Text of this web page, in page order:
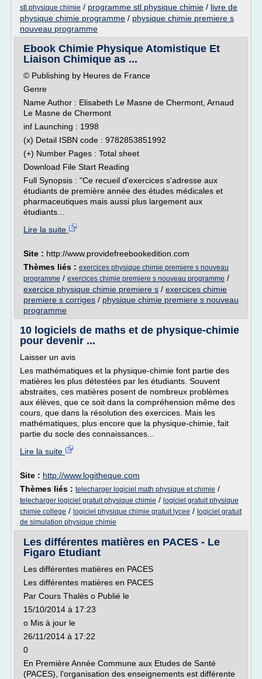
stl physique chimie / programme stl physique chimie / livre de
physique chimie programme / physique chimie premiere s
nouveau programme
Ebook Chimie Physique Atomistique Et
Liaison Chimique as ...
© Publishing by Heures de France
Genre
Name Author : Elisabeth Le Masne de Chermont, Arnaud
Le Masne de Chermont
inf Launching : 1998
(x) Detail ISBN code : 9782853851992
(+) Number Pages : Total sheet
Download File Start Reading
Full Synopsis : "Ce recueil d'exercices s'adresse aux
étudiants de première année des études médicales et
pharmaceutiques mais aussi plus largement aux
étudiants...
Lire la suite
Site : http://www.providefreebookedition.com
Thèmes liés : exercices physique chimie premiere s nouveau
programme / exercices chimie premiere s nouveau programme /
exercice physique chimie premiere s / exercices chimie
premiere s corriges / physique chimie premiere s nouveau
programme
10 logiciels de maths et de physique-chimie
pour devenir ...
Laisser un avis
Les mathématiques et la physique-chimie font partie des
matières les plus détestées par les étudiants. Souvent
abstraites, ces matières posent de nombreux problèmes
aux élèves, que ce soit dans la compréhension même des
cours, que dans la résolution des exercices. Mais les
mathématiques, plus encore que la physique-chimie, fait
partie du socle des connaissances...
Lire la suite
Site : http://www.logitheque.com
Thèmes liés : telecharger logiciel math physique et chimie /
telecharger logiciel gratuit physique chimie / logiciel gratuit physique
chimie college / logiciel physique chimie gratuit lycee / logiciel gratuit
de simulation physique chimie
Les différentes matières en PACES - Le
Figaro Etudiant
Les différentes matières en PACES
Les différentes matières en PACES
Par Cours Thalès o Publié le
15/10/2014 à 17:23
o Mis à jour le
26/11/2014 à 17:22
0
En Première Année Commune aux Etudes de Santé
(PACES), l'organisation des enseignements est différente